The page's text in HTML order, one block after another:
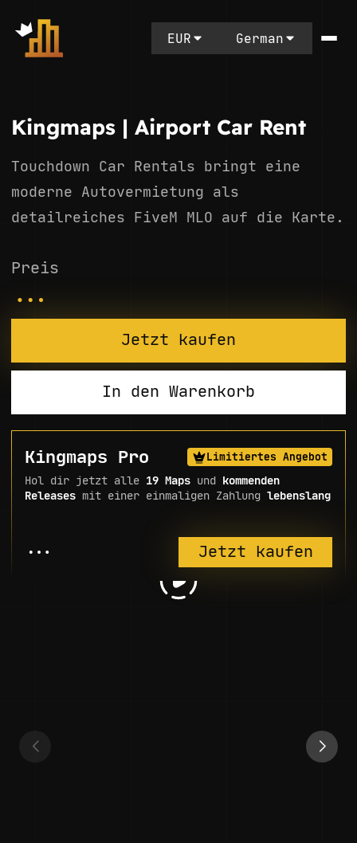
EUR German
Kingmaps | Airport Car Rent
Touchdown Car Rentals bringt eine
moderne Autovermietung als
detailreiches FiveM MLO auf die Karte.
Preis
...
Jetzt kaufen
In den Warenkorb
Kingmaps Pro Limitiertes Angebot
Hol dir jetzt alle 19 Maps und kommenden
Releases mit einer einmaligen Zahlung lebenslang
... Jetzt kaufen